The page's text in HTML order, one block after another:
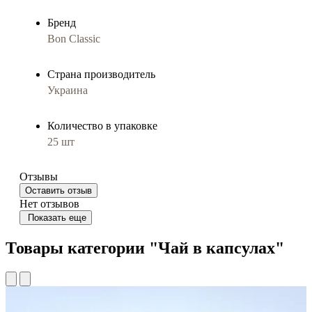
Бренд
Bon Classic
Страна производитель
Украина
Количество в упаковке
25 шт
Отзывы
Оставить отзыв
Нет отзывов
Показать еще
Товары категории "Чай в капсулах"